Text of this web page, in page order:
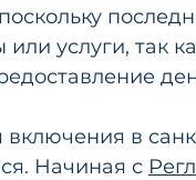
услуги, так
включения в
Начиная с